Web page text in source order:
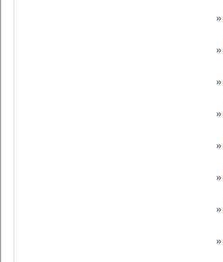
»
»
»
»
»
»
»
»